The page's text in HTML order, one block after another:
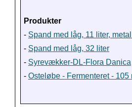
Produkter
- Spand med låg, 11 liter,
- Spand med låg, 32 liter
- Syrevækker-DL-Flora Danica
- Osteløbe - Fermenteret - 105